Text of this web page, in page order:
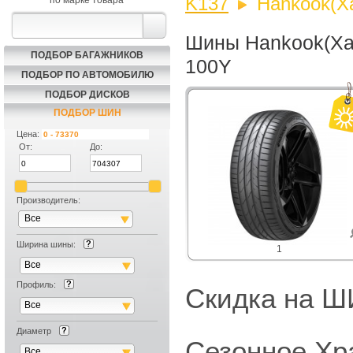
ПОДБОР БАГАЖНИКОВ
ПОДБОР ПО АВТОМОБИЛЮ
ПОДБОР ДИСКОВ
ПОДБОР ШИН
Цена:
От:
До:
Производитель:
Все
Ширина шины:
Все
Профиль:
Все
Диаметр
Шины
100Y
1
Скидка на